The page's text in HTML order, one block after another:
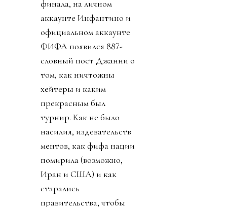
финала, на личном
аккаунте Инфантино и
официальном аккаунте
ФИФА появился 887-
словный пост Джанни о
том, как ничтожны
хейтеры и каким
прекрасным был
турнир. Как не было
насилия, издевательств
ментов, как фифа нации
помирила (возможно,
Иран и США) и как
старались
правительства, чтобы